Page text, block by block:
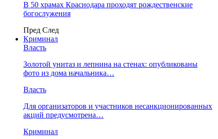
В 50 храмах Краснодара проходят рождественские
богослужения
Пред След
Криминал
Власть
​Золотой унитаз и лепнина на стенах: опубликованы
фото из дома начальника…
Власть
Для организаторов и участников несанкционированных
акций предусмотрена…
Криминал